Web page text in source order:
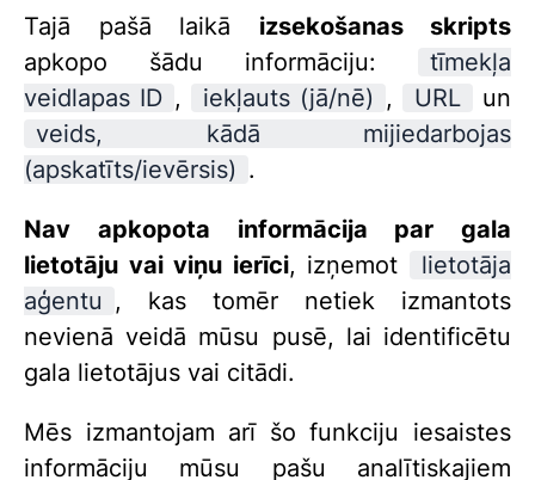
Tajā pašā laikā izsekošanas skripts
apkopo šādu informāciju:
tīmekļa
veidlapas ID , iekļauts (jā/nē) , URL
un
veids, kādā mijiedarbojas
(apskatīts/ievērsis) .
Nav apkopota informācija par gala
lietotāju vai viņu ierīci, izņemot
lietotāja
aģentu , kas tomēr netiek izmantots
nevienā veidā mūsu pusē, lai identificētu
gala lietotājus vai citādi.
Mēs izmantojam arī šo funkciju iesaistes
informāciju mūsu pašu analītiskajiem